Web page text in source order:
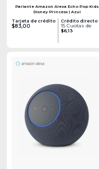
Parlante Amazon Alexa Echo Pop Kids
Disney Princess | Azul
Tarjeta de crédito
$83,00
Crédito directo
15 Cuotas de
$6,13